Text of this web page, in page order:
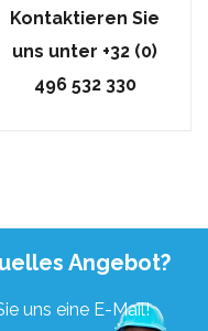
Kontaktieren Sie
uns unter +32 (0)
496 532 330
Angebot?
uns eine E-Mail!